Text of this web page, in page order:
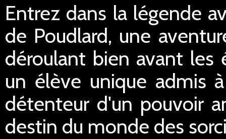
Entrez dans la légende
de Poudlard, une
déroulant bien avant les
un élève unique admis
détenteur d'un pouvoir
destin du monde des